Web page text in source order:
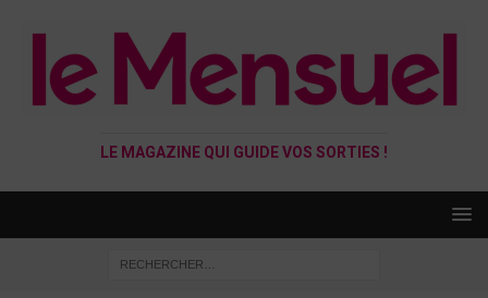
LE MAGAZINE QUI GUIDE VOS SORTIES !